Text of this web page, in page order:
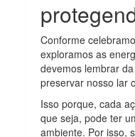
Conforme
exploramos as
devemos lembrar
preservar nosso lar
Isso porque, cada
que seja, pode ter
ambiente. Por isso,